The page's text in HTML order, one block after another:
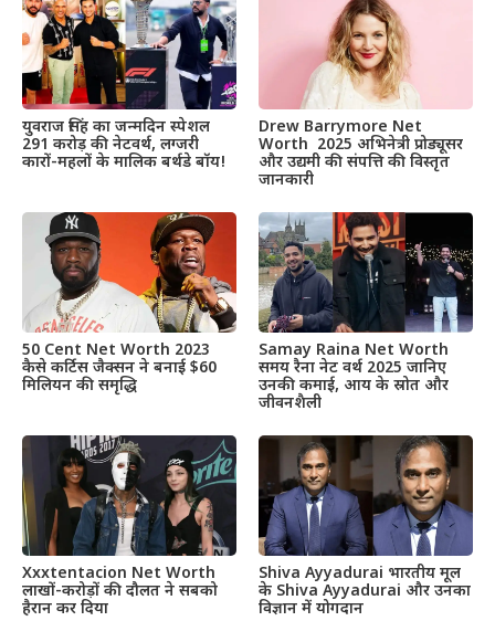
युवराज सिंह का जन्मदिन स्पेशल
291 करोड़ की नेटवर्थ, लग्जरी
कारों-महलों के मालिक बर्थडे बॉय!
Drew Barrymore Net
Worth 2025 अभिनेत्री प्रोड्यूसर
और उद्यमी की संपत्ति की विस्तृत
जानकारी
50 Cent Net Worth 2023
कैसे कर्टिस जैक्सन ने बनाई $60
मिलियन की समृद्धि
Samay Raina Net Worth
समय रैना नेट वर्थ 2025 जानिए
उनकी कमाई, आय के स्रोत और
जीवनशैली
Xxxtentacion Net Worth
लाखों-करोड़ों की दौलत ने सबको
हैरान कर दिया
Shiva Ayyadurai भारतीय मूल
के Shiva Ayyadurai और उनका
विज्ञान में योगदान